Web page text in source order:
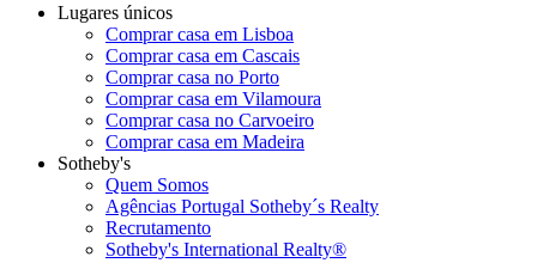
Lugares únicos
Comprar casa em Lisboa
Comprar casa em Cascais
Comprar casa no Porto
Comprar casa em Vilamoura
Comprar casa no Carvoeiro
Comprar casa em Madeira
Sotheby's
Quem Somos
Agências Portugal Sotheby´s Realty
Recrutamento
Sotheby's International Realty®